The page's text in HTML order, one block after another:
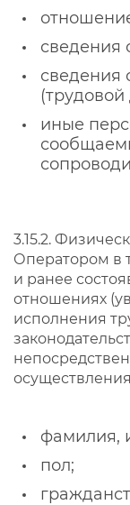
сведения
сведения
иные
3.15.2.
Оператором в
и ранее
отношениях
исполнения
фамилия,
пол;